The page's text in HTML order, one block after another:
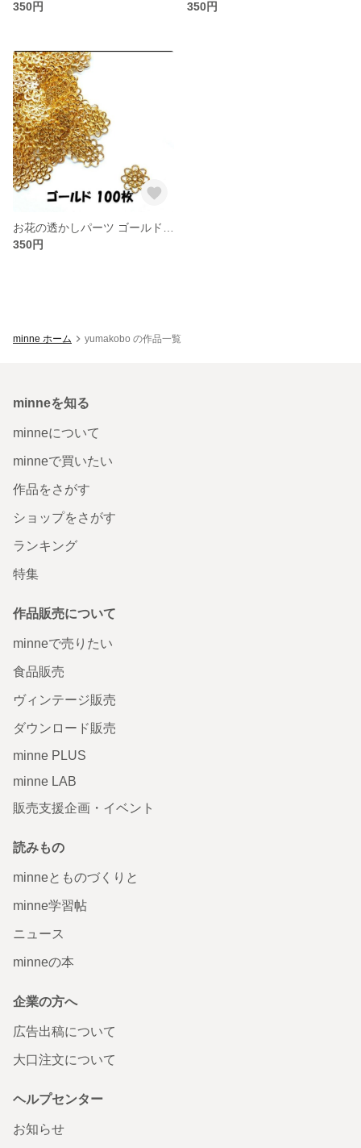
350円 350円
350円
minne ホーム yumakobo の作品一覧
minneを知る
minneについて
minneで買いたい
作品をさがす
ショップをさがす
ランキング
特集
作品販売について
minneで売りたい
食品販売
ヴィンテージ販売
ダウンロード販売
minne PLUS
minne LAB
販売支援企画・イベント
読みもの
minneとものづくりと
minne学習帖
ニュース
minneの本
企業の方へ
広告出稿について
大口注文について
ヘルプセンター
お知らせ